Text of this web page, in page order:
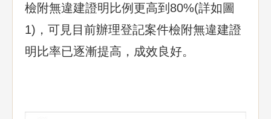
檢附無違建證明比例更高到80%(詳如圖
1)，可見目前辦理登記案件檢附無違建證
明比率已逐漸提高，成效良好。